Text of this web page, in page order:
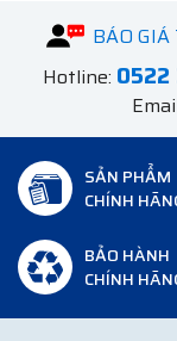
Hình ảnh: Switch
Đặc điểm của
BÁO
Hotline:
SẢN PHẨM
CHÍNH
BẢO HÀNH
CHÍNH